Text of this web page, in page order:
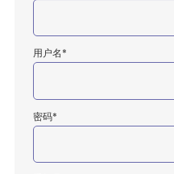
用户名*
密码*